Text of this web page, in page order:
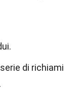
di richiami